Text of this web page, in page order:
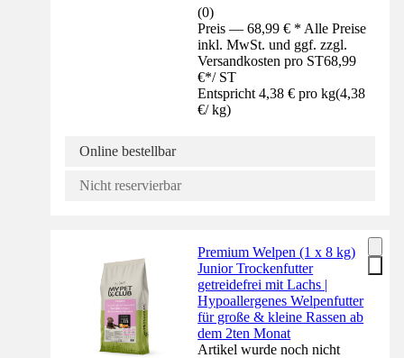
(0)
Preis — 68,99 € * Alle Preise
inkl. MwSt. und ggf. zzgl.
Versandkosten pro ST68,99
€*/ ST
Entspricht 4,38 € pro kg(4,38
€/ kg)
Online bestellbar
Nicht reservierbar
Premium Welpen (1 x 8 kg)
Junior Trockenfutter
getreidefrei mit Lachs |
Hypoallergenes Welpenfutter
für große & kleine Rassen ab
dem 2ten Monat
Artikel wurde noch nicht